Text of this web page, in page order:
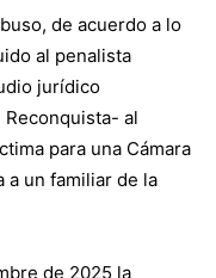
de acuerdo a lo
al penalista
jurídico
al
para una Cámara
a un familiar de la
de 2025 la